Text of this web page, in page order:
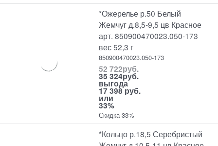
*Ожерелье р.50 Белый
Жемчуг д.8,5-9,5 цв Красное
арт. 850900470023.050-173
вес 52,3 г
850900470023.050-173
52 722руб.
35 324руб.
выгода
17 398 руб.
или
33%
Скидка 33%
*Кольцо р.18,5 Серебристый